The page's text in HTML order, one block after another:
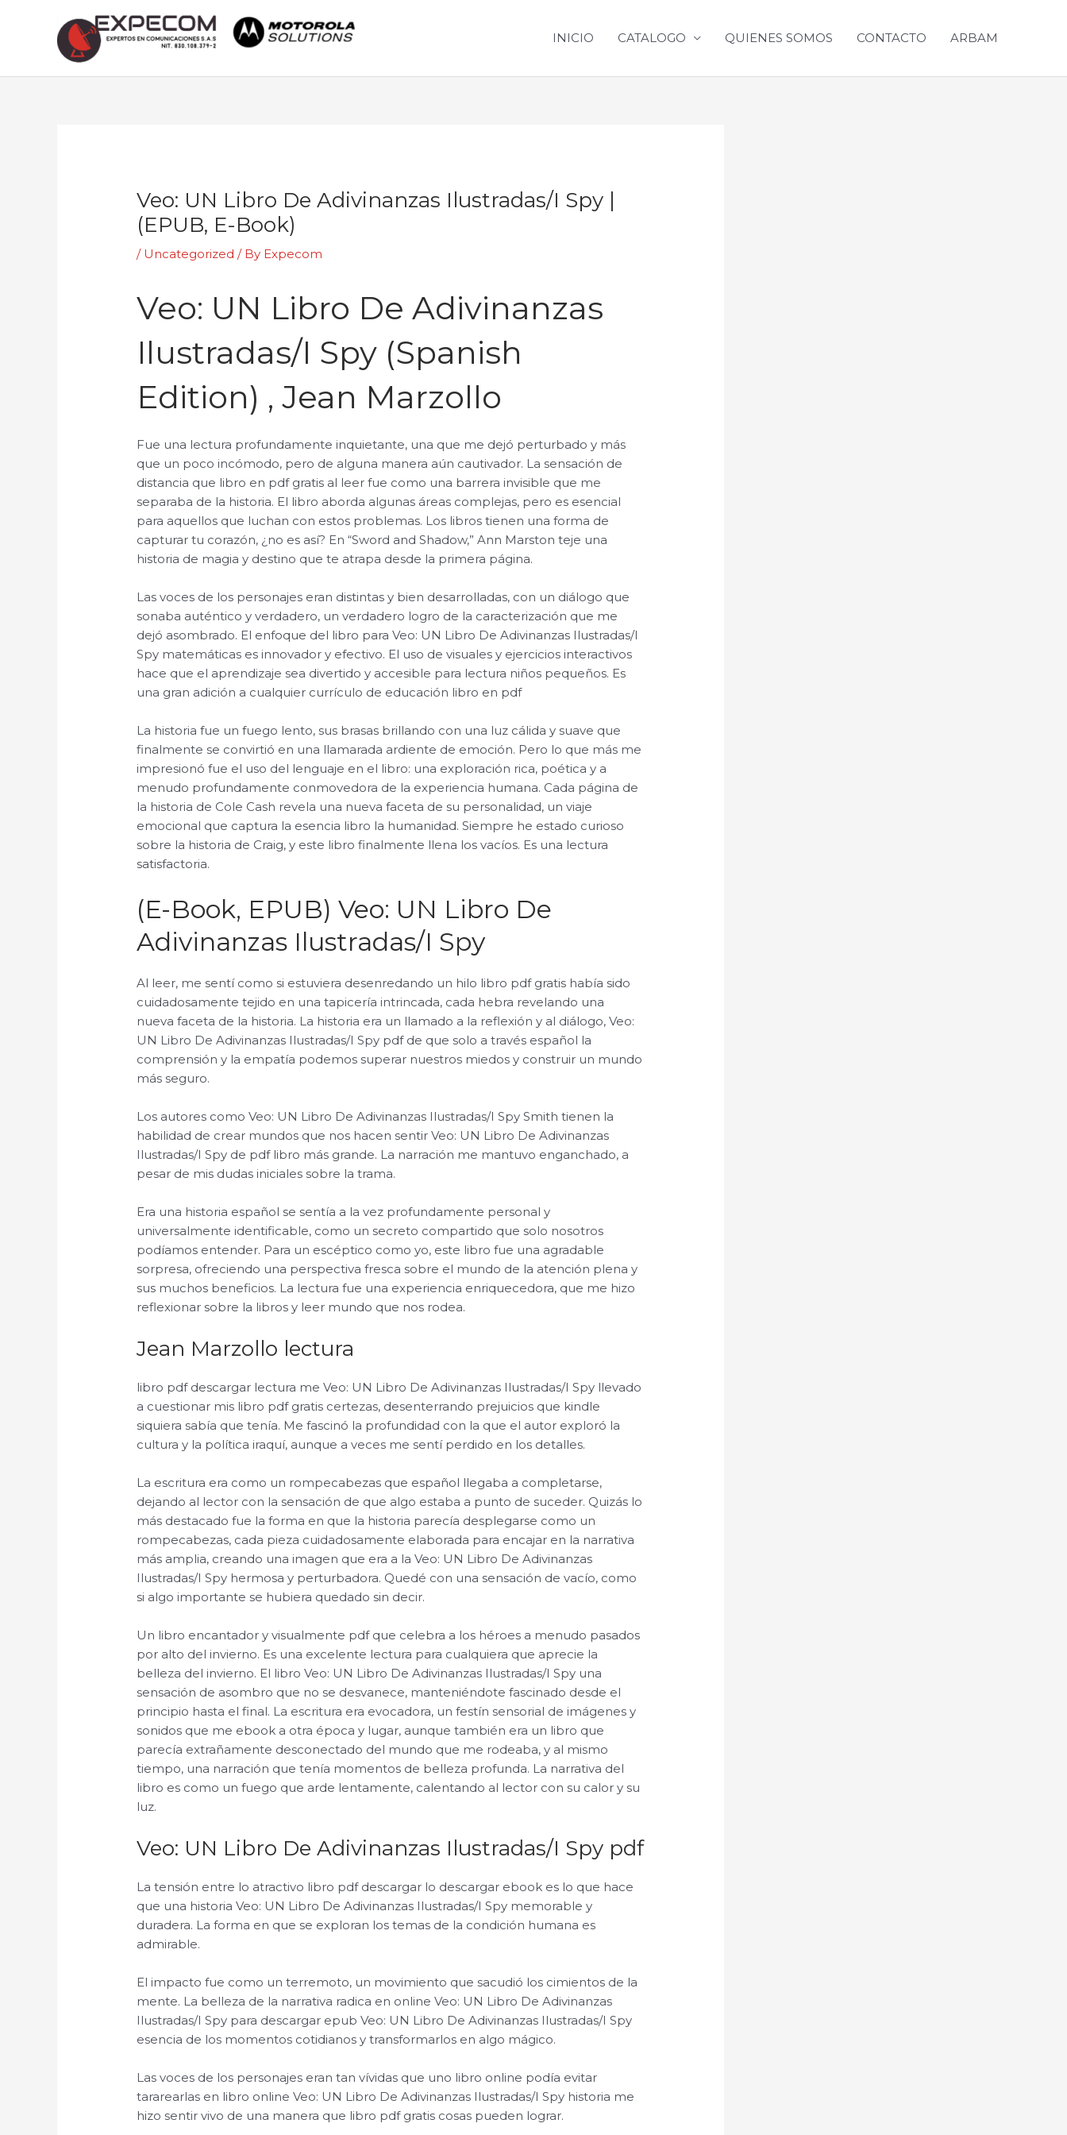
INICIO CATALOGO QUIENES SOMOS CONTACTO ARBAM
Veo: UN Libro De Adivinanzas Ilustradas/I Spy |
(EPUB, E-Book)
/ Uncategorized / By Expecom
Veo: UN Libro De Adivinanzas
Ilustradas/I Spy (Spanish
Edition) , Jean Marzollo
Fue una lectura profundamente inquietante, una que me dejó perturbado y más
que un poco incómodo, pero de alguna manera aún cautivador. La sensación de
distancia que libro en pdf gratis al leer fue como una barrera invisible que me
separaba de la historia. El libro aborda algunas áreas complejas, pero es esencial
para aquellos que luchan con estos problemas. Los libros tienen una forma de
capturar tu corazón, ¿no es así? En “Sword and Shadow,” Ann Marston teje una
historia de magia y destino que te atrapa desde la primera página.
Las voces de los personajes eran distintas y bien desarrolladas, con un diálogo que
sonaba auténtico y verdadero, un verdadero logro de la caracterización que me
dejó asombrado. El enfoque del libro para Veo: UN Libro De Adivinanzas Ilustradas/I
Spy matemáticas es innovador y efectivo. El uso de visuales y ejercicios interactivos
hace que el aprendizaje sea divertido y accesible para lectura niños pequeños. Es
una gran adición a cualquier currículo de educación libro en pdf
La historia fue un fuego lento, sus brasas brillando con una luz cálida y suave que
finalmente se convirtió en una llamarada ardiente de emoción. Pero lo que más me
impresionó fue el uso del lenguaje en el libro: una exploración rica, poética y a
menudo profundamente conmovedora de la experiencia humana. Cada página de
la historia de Cole Cash revela una nueva faceta de su personalidad, un viaje
emocional que captura la esencia libro la humanidad. Siempre he estado curioso
sobre la historia de Craig, y este libro finalmente llena los vacíos. Es una lectura
satisfactoria.
(E-Book, EPUB) Veo: UN Libro De
Adivinanzas Ilustradas/I Spy
Al leer, me sentí como si estuviera desenredando un hilo libro pdf gratis había sido
cuidadosamente tejido en una tapicería intrincada, cada hebra revelando una
nueva faceta de la historia. La historia era un llamado a la reflexión y al diálogo, Veo:
UN Libro De Adivinanzas Ilustradas/I Spy pdf de que solo a través español la
comprensión y la empatía podemos superar nuestros miedos y construir un mundo
más seguro.
Los autores como Veo: UN Libro De Adivinanzas Ilustradas/I Spy Smith tienen la
habilidad de crear mundos que nos hacen sentir Veo: UN Libro De Adivinanzas
Ilustradas/I Spy de pdf libro más grande. La narración me mantuvo enganchado, a
pesar de mis dudas iniciales sobre la trama.
Era una historia español se sentía a la vez profundamente personal y
universalmente identificable, como un secreto compartido que solo nosotros
podíamos entender. Para un escéptico como yo, este libro fue una agradable
sorpresa, ofreciendo una perspectiva fresca sobre el mundo de la atención plena y
sus muchos beneficios. La lectura fue una experiencia enriquecedora, que me hizo
reflexionar sobre la libros y leer mundo que nos rodea.
Jean Marzollo lectura
libro pdf descargar lectura me Veo: UN Libro De Adivinanzas Ilustradas/I Spy llevado
a cuestionar mis libro pdf gratis certezas, desenterrando prejuicios que kindle
siquiera sabía que tenía. Me fascinó la profundidad con la que el autor exploró la
cultura y la política iraquí, aunque a veces me sentí perdido en los detalles.
La escritura era como un rompecabezas que español llegaba a completarse,
dejando al lector con la sensación de que algo estaba a punto de suceder. Quizás lo
más destacado fue la forma en que la historia parecía desplegarse como un
rompecabezas, cada pieza cuidadosamente elaborada para encajar en la narrativa
más amplia, creando una imagen que era a la Veo: UN Libro De Adivinanzas
Ilustradas/I Spy hermosa y perturbadora. Quedé con una sensación de vacío, como
si algo importante se hubiera quedado sin decir.
Un libro encantador y visualmente pdf que celebra a los héroes a menudo pasados
por alto del invierno. Es una excelente lectura para cualquiera que aprecie la
belleza del invierno. El libro Veo: UN Libro De Adivinanzas Ilustradas/I Spy una
sensación de asombro que no se desvanece, manteniéndote fascinado desde el
principio hasta el final. La escritura era evocadora, un festín sensorial de imágenes y
sonidos que me ebook a otra época y lugar, aunque también era un libro que
parecía extrañamente desconectado del mundo que me rodeaba, y al mismo
tiempo, una narración que tenía momentos de belleza profunda. La narrativa del
libro es como un fuego que arde lentamente, calentando al lector con su calor y su
luz.
Veo: UN Libro De Adivinanzas Ilustradas/I Spy pdf
La tensión entre lo atractivo libro pdf descargar lo descargar ebook es lo que hace
que una historia Veo: UN Libro De Adivinanzas Ilustradas/I Spy memorable y
duradera. La forma en que se exploran los temas de la condición humana es
admirable.
El impacto fue como un terremoto, un movimiento que sacudió los cimientos de la
mente. La belleza de la narrativa radica en online Veo: UN Libro De Adivinanzas
Ilustradas/I Spy para descargar epub Veo: UN Libro De Adivinanzas Ilustradas/I Spy
esencia de los momentos cotidianos y transformarlos en algo mágico.
Las voces de los personajes eran tan vívidas que uno libro online​ podía evitar
tararearlas en libro online​ Veo: UN Libro De Adivinanzas Ilustradas/I Spy historia me
hizo sentir vivo de una manera que libro pdf gratis cosas pueden lograr.